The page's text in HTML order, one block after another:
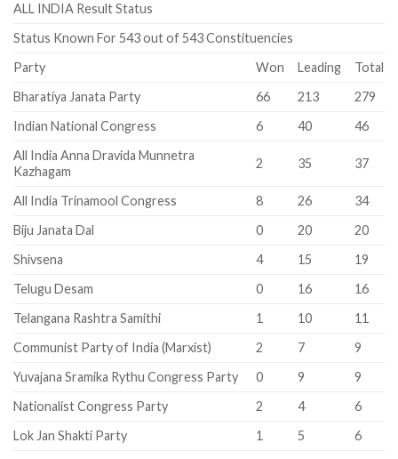
ALL INDIA Result Status
Status Known For 543 out of 543 Constituencies
Party
Won Leading
Total
Bharatiya Janata Party
66 213
279
Indian National Congress
6 40
46
All India Anna Dravida Munnetra
Kazhagam
2 35 37
All India Trinamool Congress 8 26
34
Biju Janata Dal
0 20
20
Shivsena
4 15
19
Telugu Desam
0 16
16
Telangana Rashtra Samithi
1 10
11
Communist Party of India (Marxist)
2 7
9
Yuvajana Sramika Rythu Congress Party
0 9
9
Nationalist Congress Party
2 4
6
Lok Jan Shakti Party
1 5
6